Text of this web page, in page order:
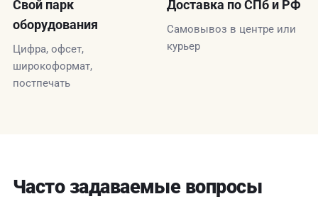
Свой парк
оборудования
Цифра, офсет,
широкоформат,
постпечать
Доставка по СПб и РФ
Самовывоз в центре или
курьер
Часто задаваемые вопросы